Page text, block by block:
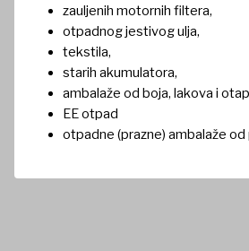
zauljenih motornih filtera,
otpadnog jestivog ulja,
tekstila,
starih akumulatora,
ambalaže od boja, lakova i
EE otpad
otpadne (prazne) ambalaže